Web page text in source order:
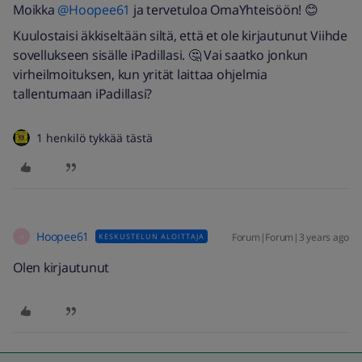
Moikka @Hoopee61 ja tervetuloa OmaYhteisöön! 😊
Kuulostaisi äkkiseltään siltä, että et ole kirjautunut Viihde
sovellukseen sisälle iPadillasi. 🤔 Vai saatko jonkun
virheilmoituksen, kun yrität laittaa ohjelmia
tallentumaan iPadillasi?
1 henkilö tykkää tästä
Hoopee61 KESKUSTELUN ALOITTAJA Forum|Forum|3 years ago
Olen kirjautunut